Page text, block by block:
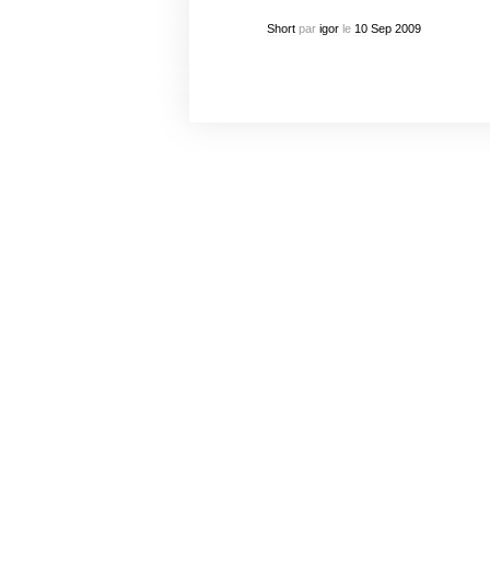
Shortpar igorle 10 Sep 2009